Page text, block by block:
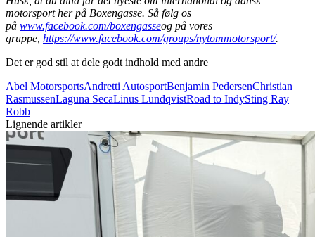
motorsport her på Boxengasse. Så følg os
på www.facebook.com/boxengasseog på vores
gruppe, https://www.facebook.com/groups/nytommotorsport/.
Det er god stil at dele godt indhold med andre
Abel MotorsportsAndretti AutosportBenjamin PedersenChristian
RasmussenLaguna SecaLinus LundqvistRoad to IndySting Ray
Robb
Lignende artikler